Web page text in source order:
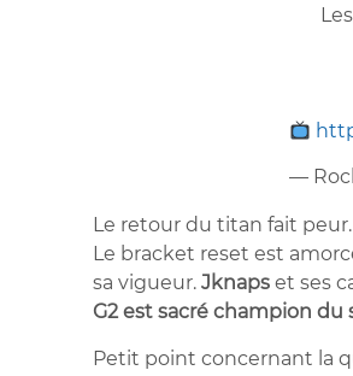
Les
—
Le retour du titan fait peur.
Le bracket reset est
sa vigueur.Jknapset ses
G2 est sacré champion du
Petit point concernant la